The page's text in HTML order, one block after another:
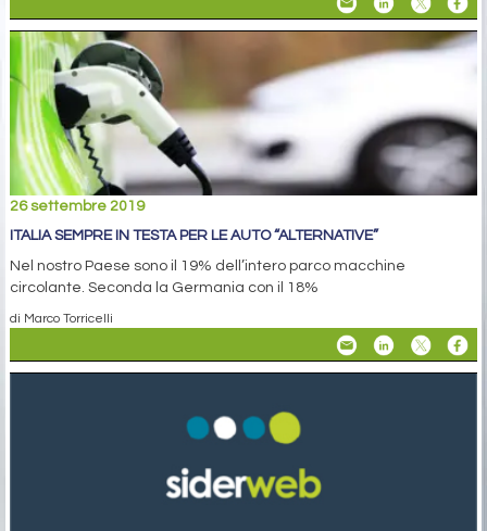
26 settembre 2019
ITALIA SEMPRE IN TESTA PER LE AUTO “ALTERNATIVE”
Nel nostro Paese sono il 19% dell’intero parco macchine
circolante. Seconda la Germania con il 18%
di Marco Torricelli